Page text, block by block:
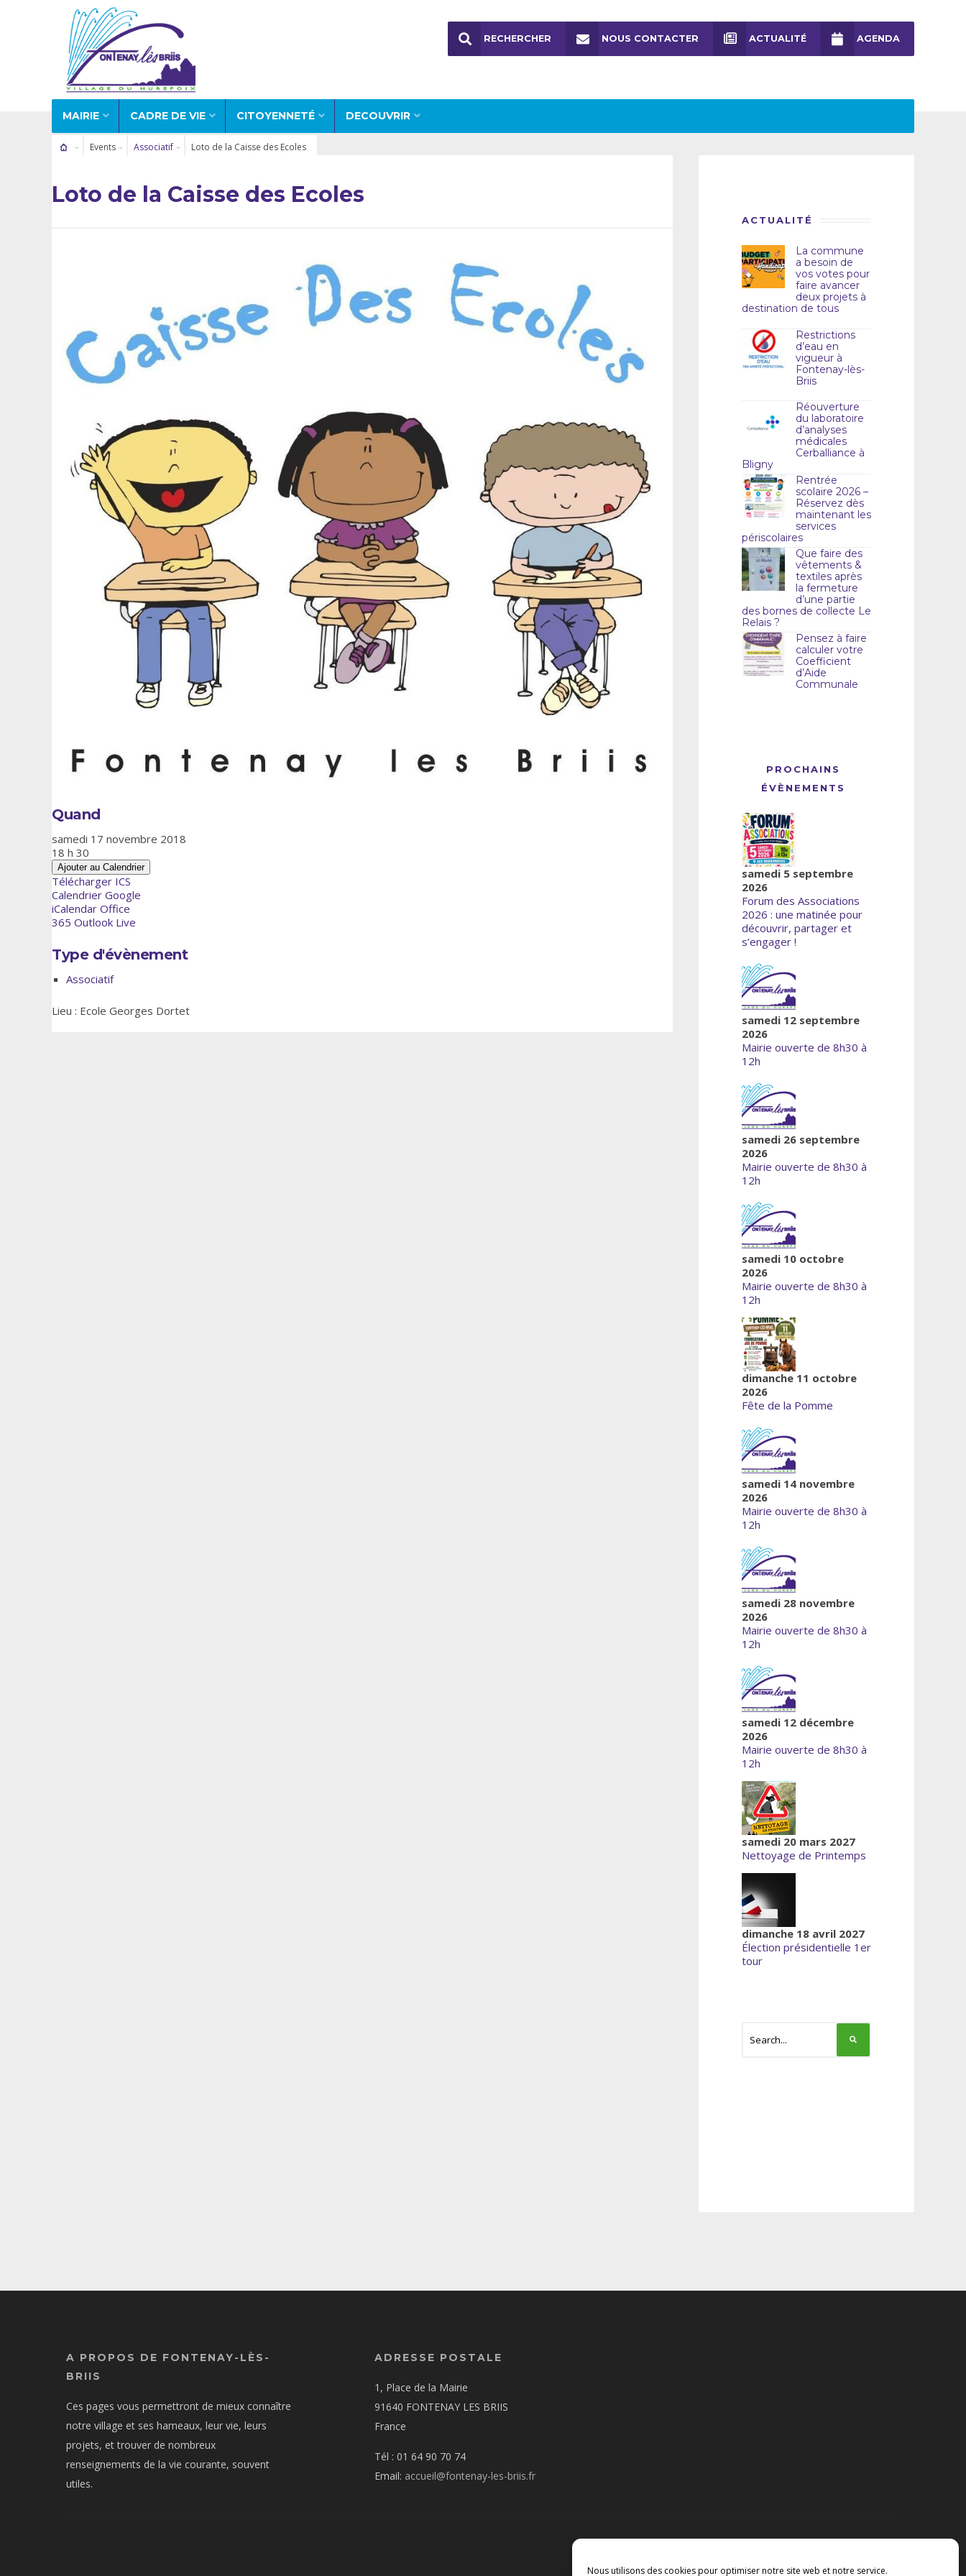
Nous utilisons des cookies pour optimiser notre site web et notre service.
MAIRIE CADRE DE VIE CITOYENNETÉ DECOUVRIR
RECHERCHER NOUS CONTACTER ACTUALITÉ AGENDA
Events Associatif Loto de la Caisse des Ecoles
Loto de la Caisse des Ecoles
Quand
samedi 17 novembre 2018
18 h 30
Ajouter au Calendrier
Télécharger ICS
Calendrier Google
iCalendar Office
365 Outlook Live
Type d'évènement
Associatif
Lieu : Ecole Georges Dortet
ACTUALITÉ
La commune
a besoin de
vos votes pour
faire avancer
deux projets à
destination de tous
Restrictions
d’eau en
vigueur à
Fontenay-lès-
Briis
Réouverture
du laboratoire
d’analyses
médicales
Cerballiance à
Bligny
Rentrée
scolaire 2026 –
Réservez dès
maintenant les
services
périscolaires
Que faire des
vêtements &
textiles après
la fermeture
d’une partie
des bornes de collecte Le
Relais ?
Pensez à faire
calculer votre
Coefficient
d’Aide
Communale
PROCHAINS
ÉVÈNEMENTS
samedi 5 septembre
2026
Forum des Associations
2026 : une matinée pour
découvrir, partager et
s’engager !
samedi 12 septembre
2026
Mairie ouverte de 8h30 à
12h
samedi 26 septembre
2026
Mairie ouverte de 8h30 à
12h
samedi 10 octobre
2026
Mairie ouverte de 8h30 à
12h
dimanche 11 octobre
2026
Fête de la Pomme
samedi 14 novembre
2026
Mairie ouverte de 8h30 à
12h
samedi 28 novembre
2026
Mairie ouverte de 8h30 à
12h
samedi 12 décembre
2026
Mairie ouverte de 8h30 à
12h
samedi 20 mars 2027
Nettoyage de Printemps
dimanche 18 avril 2027
Élection présidentielle 1er
tour
A PROPOS DE FONTENAY-LÈS-
BRIIS
Ces pages vous permettront de mieux connaître
notre village et ses hameaux, leur vie, leurs
projets, et trouver de nombreux
renseignements de la vie courante, souvent
utiles.
ADRESSE POSTALE
1, Place de la Mairie
91640 FONTENAY LES BRIIS
France
Tél : 01 64 90 70 74
Email: accueil@fontenay-les-briis.fr